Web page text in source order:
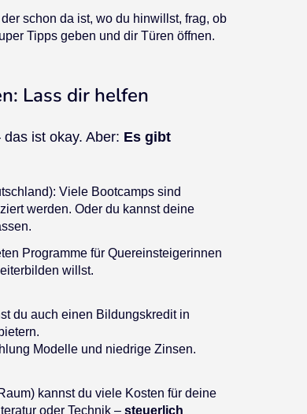
schon da ist, wo du hinwillst, frag, ob
Tipps geben und dir Türen öffnen.
Lass dir helfen
ist okay. Aber: Es gibt
Viele Bootcamps sind
werden. Oder du kannst deine
Programme für Quereinsteigerinnen
willst.
du auch einen Bildungskredit in
Modelle und niedrige Zinsen.
kannst du viele Kosten für deine
oder Technik –steuerlich